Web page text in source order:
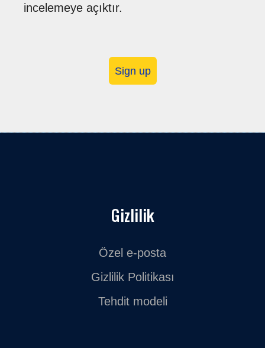
incelemeye açıktır.
Sign up
Gizlilik
Özel e-posta
Gizlilik Politikası
Tehdit modeli